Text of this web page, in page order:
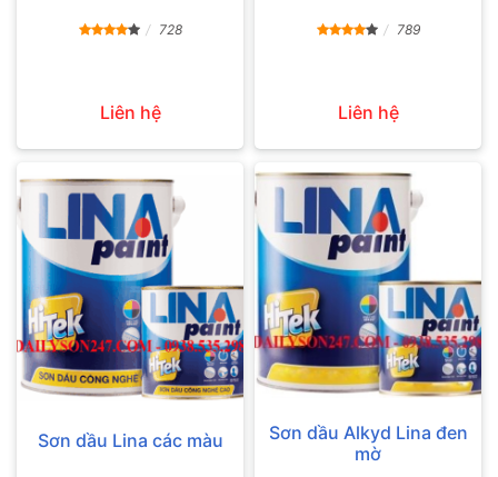
728
Liên hệ
789
Liên hệ
Sơn dầu Lina các màu
Sơn dầu Alkyd Lina đen
mờ